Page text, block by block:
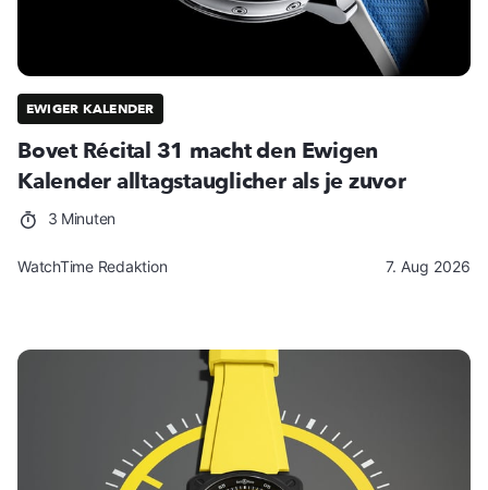
EWIGER KALENDER
Bovet Récital 31 macht den Ewigen
Kalender alltagstauglicher als je zuvor
3 Minuten
WatchTime Redaktion 7. Aug 2026